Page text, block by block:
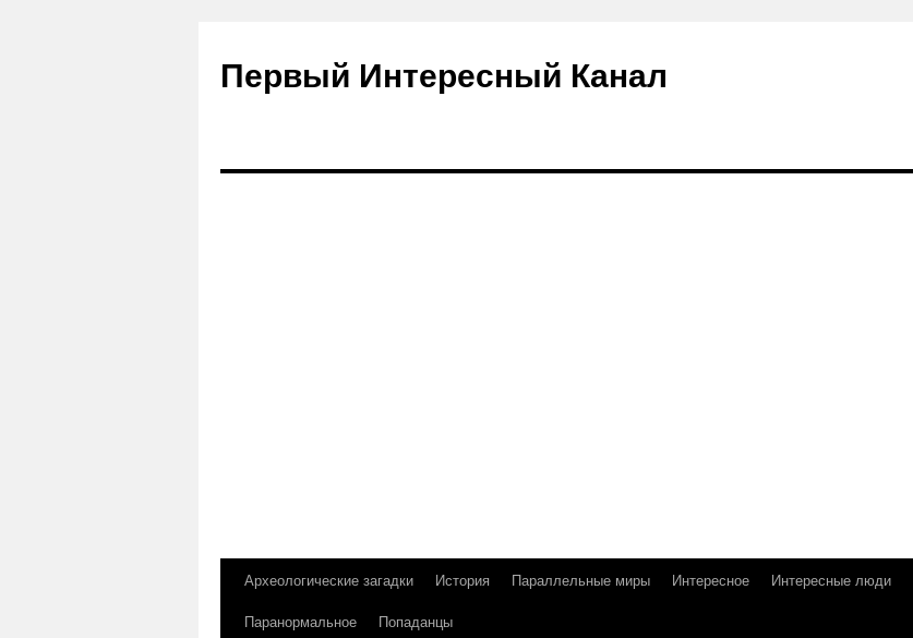
Первый Интересный Канал
Перейти
Археологические загадки История Параллельные миры Интересное Интересные люди
Паранормальное
Попаданцы